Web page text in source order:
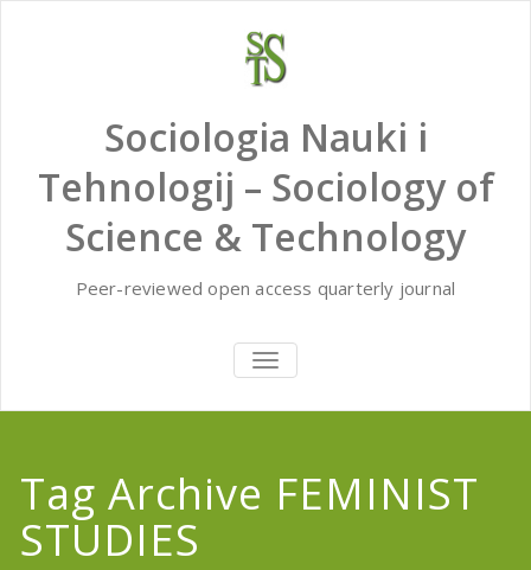
Sociologia Nauki i
Tehnologij – Sociology of
Science & Technology
Peer-reviewed open access quarterly journal
TOGGLE
NAVIGATION
Tag Archive FEMINIST
STUDIES